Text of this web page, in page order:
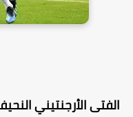
الفتى الأرجنتيني